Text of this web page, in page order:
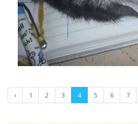
‹ 1 2 3 4 5 6 7